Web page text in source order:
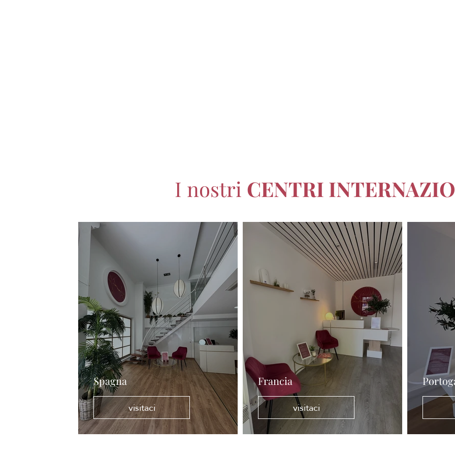
I nostri CENTRI
Spagna
visitaci
Francia
visitaci